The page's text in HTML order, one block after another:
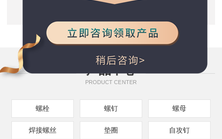
产品中心
PRODUCT CENTER
螺栓 螺钉 螺母
焊接螺丝 垫圈 自攻钉